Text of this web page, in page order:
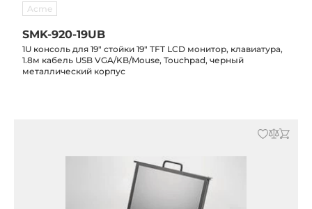
Acme
SMK-920-19UB
1U консоль для 19" стойки 19" TFT LCD монитор, клавиатура,
1.8м кабель USB VGA/KB/Mouse, Touchpad, черный
металлический корпус